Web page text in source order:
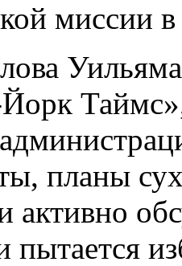
миссии
планы
активно
пытается